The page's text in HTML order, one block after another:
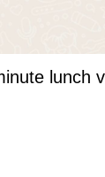
lunch
kleine